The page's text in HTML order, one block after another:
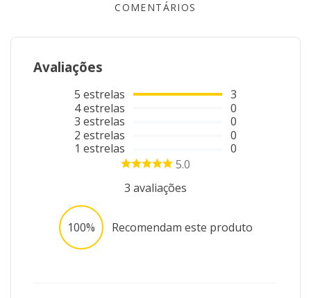
COMENTÁRIOS
Avaliações
5 estrelas
4estrelas
3 estrelas
2 estrelas
1 estrelas
3
0
0
0
0
5.0
3 avaliações
100% Recomendam este produto